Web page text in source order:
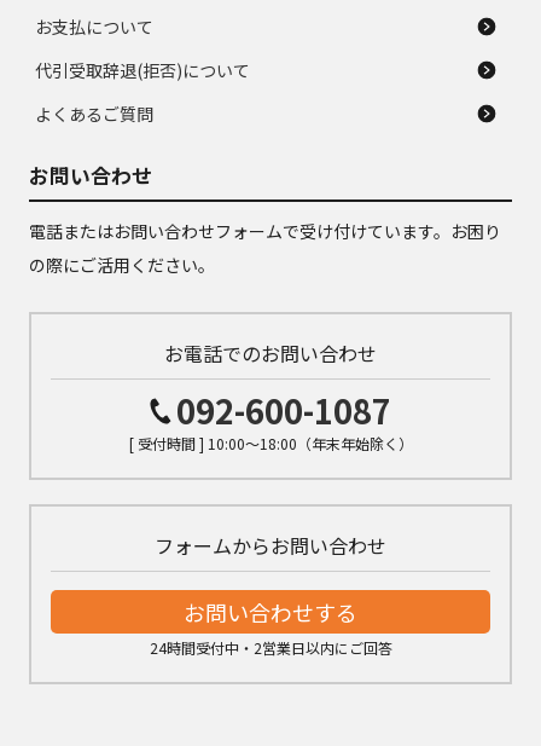
お支払について
代引受取辞退(拒否)について
よくあるご質問
お問い合わせ
電話またはお問い合わせフォームで受け付けています。お困り
の際にご活用ください。
お電話でのお問い合わせ
092-600-1087
[ 受付時間 ] 10:00～18:00（年末年始除く）
フォームからお問い合わせ
お問い合わせする
24時間受付中・2営業日以内にご回答